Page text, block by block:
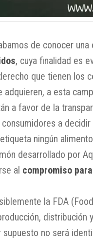
de conocer una
, cuya finalidad es
que tienen los
adquieren, a esta
a favor de la
a
ningún
desarrollado por
al compromiso
la FDA
distribución
supuesto no será